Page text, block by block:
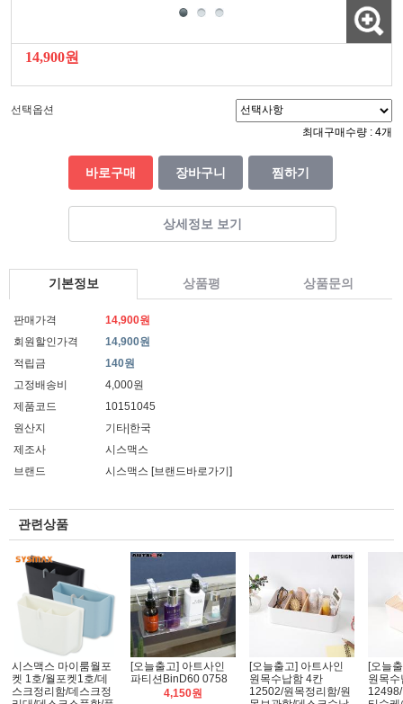
14,900원
선택옵션
최대구매수량 : 4개
바로구매 장바구니 찜하기
상세정보 보기
기본정보 상품평 상품문의
판매가격
14,900원
회원할인가격
14,900원
적립금
140원
고정배송비
4,000원
제품코드
10151045
원산지
기타|한국
제조사
시스맥스
브랜드
시스맥스 [브랜드바로가기]
관련상품
시스맥스 마이룸월포
켓 1호/월포켓1호/데
스크정리함/데스크정
[오늘출고] 아트사인
파티션BinD60 0758
4,150원
[오늘출고] 아트사인
원목수납함 4칸
12502/원목정리함/원
[오늘
원목